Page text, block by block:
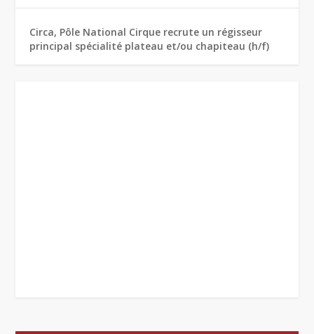
Circa, Pôle National Cirque recrute un régisseur
principal spécialité plateau et/ou chapiteau (h/f)